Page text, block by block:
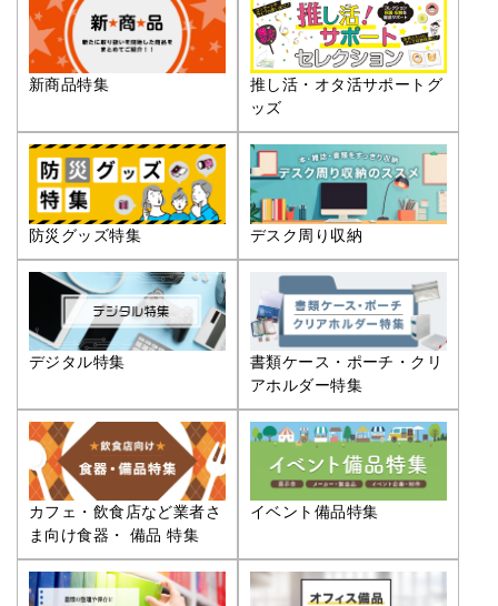
新商品特集
推し活・オタ活サポートグ
ッズ
防災グッズ特集 デスク周り収納
デジタル特集
書類ケース・ポーチ・クリ
アホルダー特集
カフェ・飲食店など業者さ
ま向け食器・ 備品 特集
イベント備品特集